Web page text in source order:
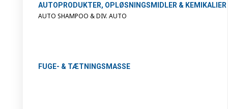
AUTOPRODUKTER, OPLØSNINGSMIDLER & KEMIKALIER
AUTO SHAMPOO & DIV. AUTO
FUGE- & TÆTNINGSMASSE